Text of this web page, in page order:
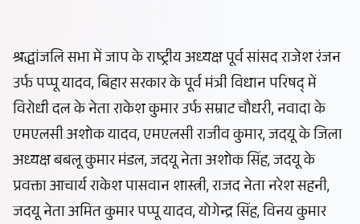
श्रद्धांजलि सभा में जाप के राष्ट्रीय अध्यक्ष पूर्व सांसद राजेश रंजन
उर्फ पप्पू यादव, बिहार सरकार के पूर्व मंत्री विधान परिषद् में
विरोधी दल के नेता राकेश कुमार उर्फ सम्राट चौधरी, नवादा के
एमएलसी अशोक यादव, एमएलसी राजीव कुमार, जदयू के जिला
अध्यक्ष बबलू कुमार मंडल, जदयू नेता अशोक सिंह, जदयू के
प्रवक्ता आचार्य राकेश पासवान शास्त्री, राजद नेता नरेश सहनी,
जदयू नेता अमित कुमार पप्पू यादव, योगेन्द्र सिंह, विनय कुमार